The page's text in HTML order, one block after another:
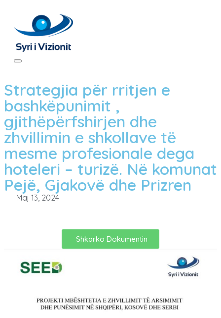
Strategjia për rritjen e
bashkëpunimit ,
gjithëpërfshirjen dhe
zhvillimin e shkollave të
mesme profesionale dega
hoteleri – turizë. Në komunat
Pejë, Gjakovë dhe Prizren
Maj 13, 2024
Shkarko Dokumentin